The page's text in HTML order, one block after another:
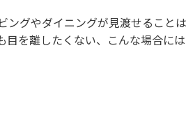
ングやダイニングが見渡せること
目を離したくない、こんな場合に